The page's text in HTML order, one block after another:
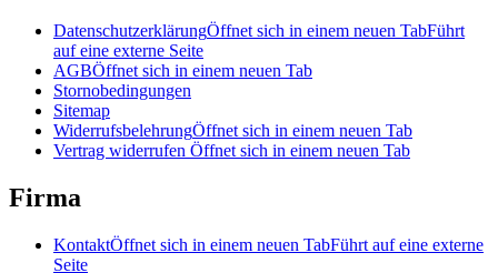
DatenschutzerklärungÖffnet sich in einem neuen TabFührt
auf eine externe Seite
AGBÖffnet sich in einem neuen Tab
Stornobedingungen
Sitemap
WiderrufsbelehrungÖffnet sich in einem neuen Tab
Vertrag widerrufen Öffnet sich in einem neuen Tab
Firma
KontaktÖffnet sich in einem neuen TabFührt auf eine externe
Seite